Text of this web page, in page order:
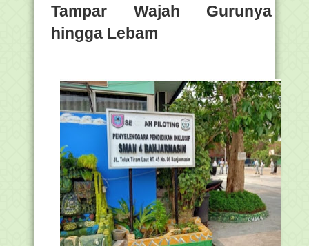
Tampar Wajah Gurunya
hingga Lebam